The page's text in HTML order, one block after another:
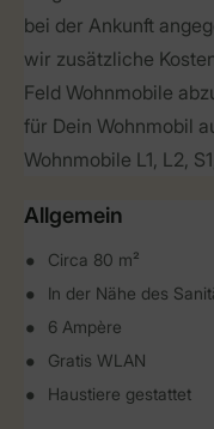
bei der Ankunft
wir zusätzliche
Feld Wohnmobile
für Dein Wohnmobil
Wohnmobile L1, L2,
Allgemein
Circa 80 m²
In der Nähe des
6 Ampère
Gratis WLAN
Haustiere gestattet